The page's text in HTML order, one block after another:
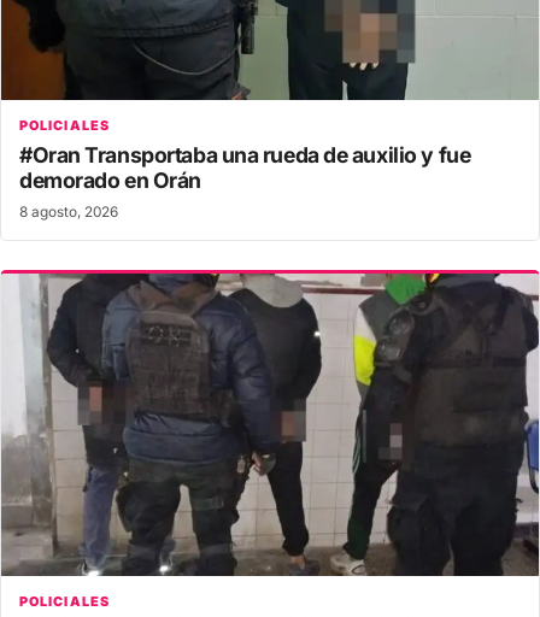
POLICIALES
#Oran Transportaba una rueda de auxilio y fue
demorado en Orán
8 agosto, 2026
POLICIALES